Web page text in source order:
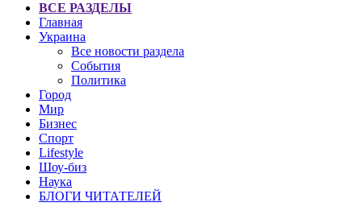
ВСЕ РАЗДЕЛЫ
Главная
Украина
Все новости раздела
События
Политика
Город
Мир
Бизнес
Спорт
Lifestyle
Шоу-биз
Наука
БЛОГИ ЧИТАТЕЛЕЙ